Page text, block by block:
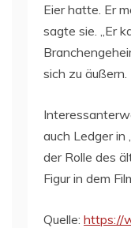
Eier hatte. Er
sagte sie. „Er
sich zu äußern.
auch Ledger in
der Rolle des
Figur in dem
Quelle: https://